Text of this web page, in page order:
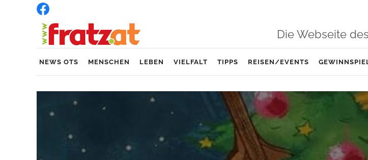
Die Webseite
NEWS OTS MENSCHEN LEBEN VIELFALT TIPPS REISEN/EVENTS